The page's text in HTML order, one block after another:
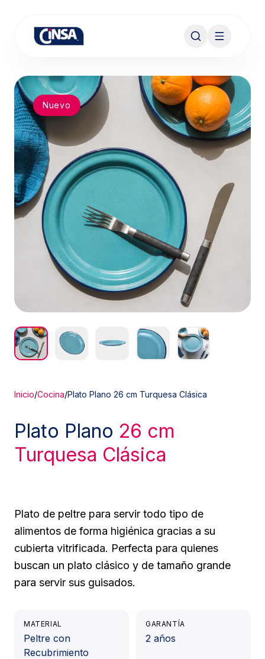
Nuevo
Inicio/Cocina/Plato Plano 26 cm Turquesa Clásica
Plato Plano 26 cm
Turquesa Clásica
Plato de peltre para servir todo tipo de
alimentos de forma higiénica gracias a su
cubierta vitrificada. Perfecta para quienes
buscan un plato clásico y de tamaño grande
para servir sus guisados.
MATERIAL
Peltre con
Recubrimiento
GARANTÍA
2 años